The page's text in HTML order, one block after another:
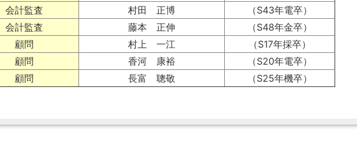
会計監査
村田 正博
（S43年電卒）
会計監査
藤本 正伸
（S48年金卒）
顧問
村上 一江
（S17年採卒）
顧問
香河 康裕
（S20年電卒）
顧問
長富 聰敬 （S25年機卒）